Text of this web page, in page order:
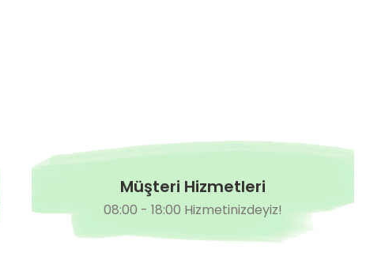
Müşteri Hizmetleri
08:00 - 18:00 Hizmetinizdeyiz!